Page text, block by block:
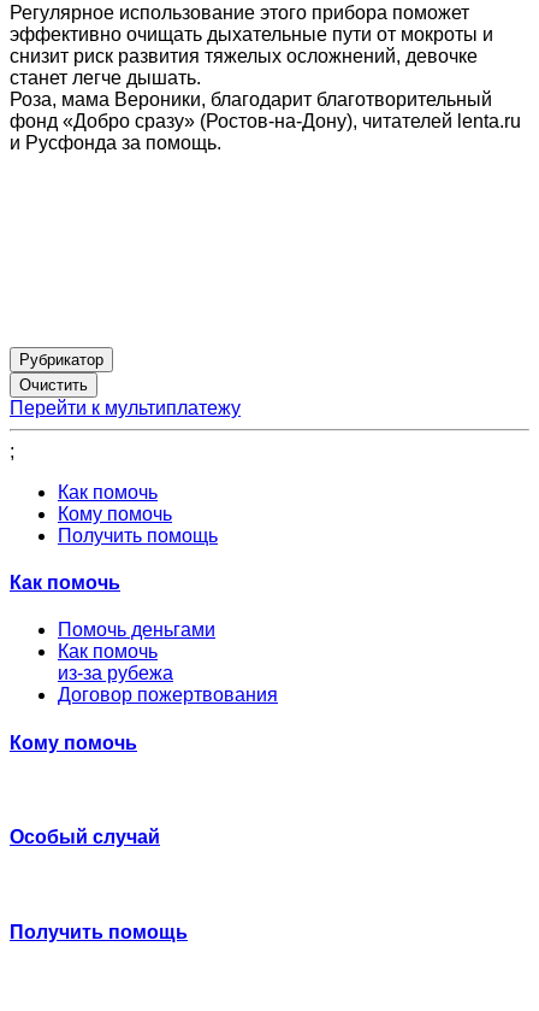
Регулярное использование этого прибора поможет
эффективно очищать дыхательные пути от мокроты и
снизит риск развития тяжелых осложнений, девочке
станет легче дышать.
Роза, мама Вероники, благодарит благотворительный
фонд «Добро сразу» (Ростов-на-Дону), читателей lenta.ru
и Русфонда за помощь.
Рубрикатор
Перейти к мультиплатежу
;
Как помочь
Кому помочь
Получить помощь
Как помочь
Помочь деньгами
Как помочь
из-за рубежа
Договор пожертвования
Кому помочь
Особый случай
Получить помощь